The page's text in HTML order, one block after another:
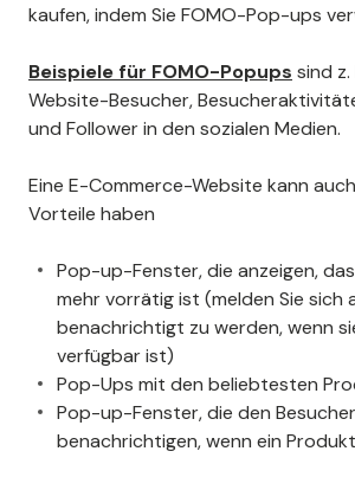
kaufen, indem Sie FOMO-Pop-ups
Beispiele für FOMO-Popups sind
Website-Besucher,
und Follower in den sozialen Medien.
Eine E-Commerce-Website kann
Vorteile haben
Pop-up-Fenster, die anzeigen,
mehr vorrätig ist (melden Sie sich
benachrichtigt zu werden, wenn
verfügbar ist)
Pop-Ups mit den beliebtesten
Pop-up-Fenster, die den Besucher
benachrichtigen, wenn ein